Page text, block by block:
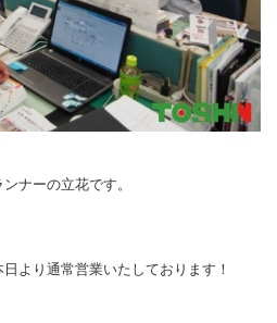
ナーの立花です。
より通常営業いたしております！